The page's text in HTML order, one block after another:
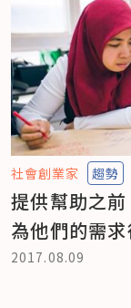
社會創業家 趨勢
提供幫助之
為他們的需求
2017.08.09